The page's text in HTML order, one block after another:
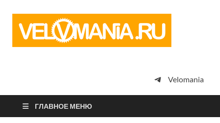
просто
Velomania
ГЛАВНОЕ МЕНЮ